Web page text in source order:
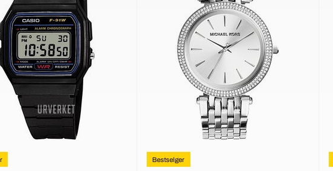
Bestselger